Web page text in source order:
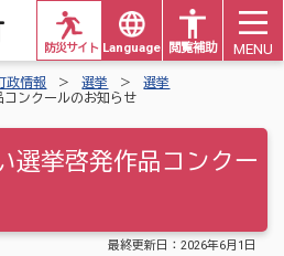
Languages 閲覧補助
防災サイト MENU
政情報 選挙
選挙
ンクールのお知らせ
選挙啓発作品コンクー
最終更新日： 2026年6月1日